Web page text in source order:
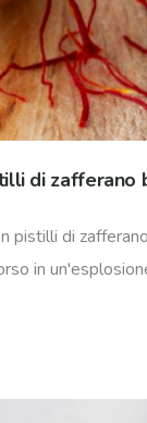
di zafferano
pistilli di
in